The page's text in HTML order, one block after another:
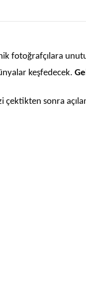
fotoğrafçılara
keşfedecek.
sonra